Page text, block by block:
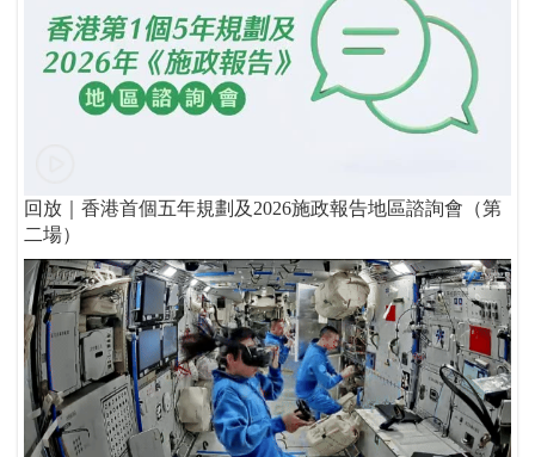
回放｜香港首個五年規劃及2026施政報告地區諮詢會（第
二場）